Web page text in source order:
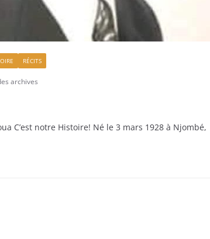
RÉCITS
archives
C’est notre Histoire! Né le 3 mars 1928 à Njombé,